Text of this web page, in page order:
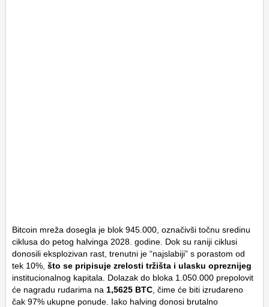
Bitcoin mreža dosegla je blok 945.000, označivši točnu sredinu
ciklusa do petog halvinga 2028. godine. Dok su raniji ciklusi
donosili eksplozivan rast, trenutni je “najslabiji” s porastom od
tek 10%, što se pripisuje zrelosti tržišta i ulasku opreznijeg
institucionalnog kapitala. Dolazak do bloka 1.050.000 prepolovit
će nagradu rudarima na 1,5625 BTC , čime će biti izrudareno
čak 97% ukupne ponude. Iako halving donosi brutalno